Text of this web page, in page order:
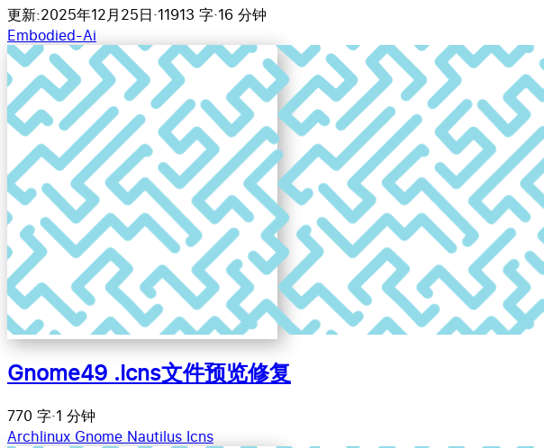
更新:2025年12月25日·11913 字·16 分钟
Embodied-Ai
Gnome49 .Icns文件预览修复
770 字·1 分钟
Archlinux Gnome Nautilus Icns